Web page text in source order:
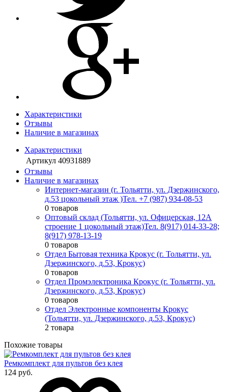
Характеристики
Отзывы
Наличие в магазинах
Характеристики
Артикул 40931889
Отзывы
Наличие в магазинах
Интернет-магазин (г. Тольятти, ул. Дзержинского,
д.53 цокольный этаж )Тел. +7 (987) 934-08-53
0 товаров
Оптовый склад (Тольятти, ул. Офицерская, 12А
строение 1 цокольный этаж)Тел. 8(917) 014-33-28;
8(917) 978-13-19
0 товаров
Отдел Бытовая техника Крокус (г. Тольятти, ул.
Дзержинского, д.53, Крокус)
0 товаров
Отдел Промэлектроника Крокус (г. Тольятти, ул.
Дзержинского, д.53, Крокус)
0 товаров
Отдел Электронные компоненты Крокус
(Тольятти, ул. Дзержинского, д.53, Крокус)
2 товара
Похожие товары
Ремкомплект для пультов без клея
124 руб.